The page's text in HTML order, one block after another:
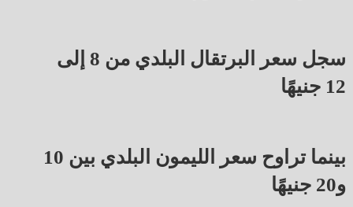
سجل سعر البرتقال البلدي من 8 إلى
12 جنيهًا
بينما تراوح سعر الليمون البلدي بين 10
و20 جنيهًا